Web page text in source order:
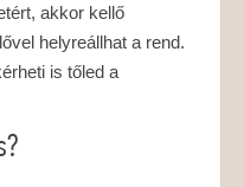
akkor kellő
helyreállhat a rend.
is tőled a